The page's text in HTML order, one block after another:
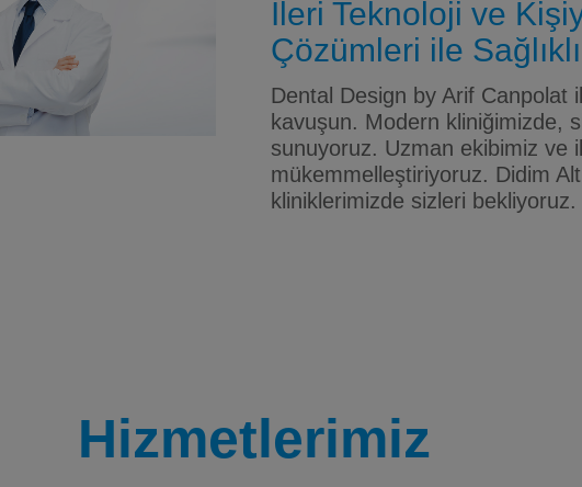
İleri Teknoloji ve
Çözümleri ile
Dental Design by Arif Canpolat
kavuşun. Modern kliniğimizde,
sunuyoruz. Uzman ekibimiz ve
mükemmelleştiriyoruz. Didim
kliniklerimizde sizleri bekliyoruz.
Hizmetlerimiz